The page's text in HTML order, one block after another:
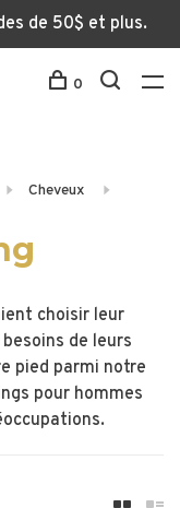
de 50$ et plus.
0
Cheveux
choisir leur
de leurs
pied parmi notre
pour hommes